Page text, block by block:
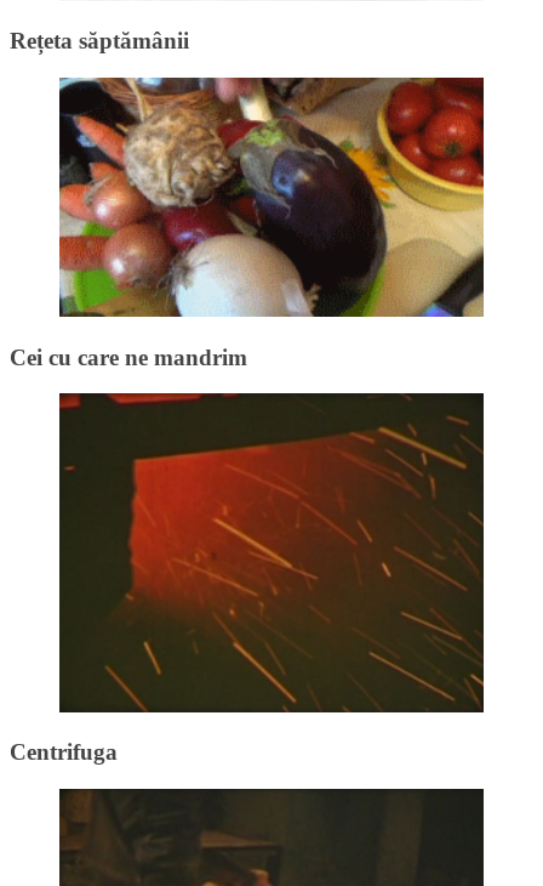
Rețeta săptămânii
Cei cu care ne mandrim
Centrifuga